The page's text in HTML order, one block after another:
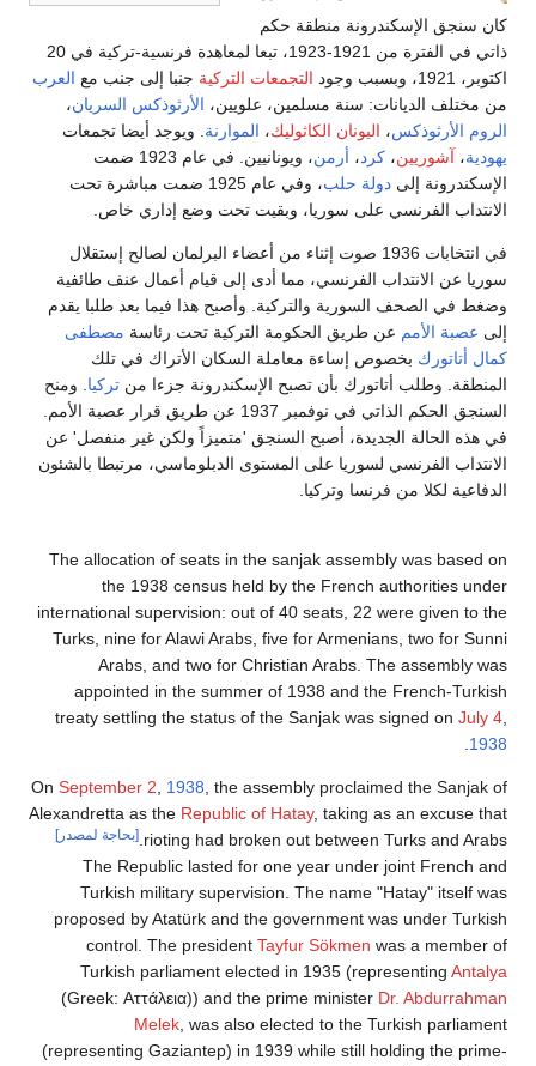
كان سنجق الإسكندرونة منطقة حكم
ذاتي في الفترة من 1921-1923، تبعا لمعاهدة فرنسية-تركية في 20
اكتوبر، 1921، وبسبب وجود
التجمعات التركية جنبا إلى جنب مع العرب
من مختلف الديانات: سنة مسلمين، علويين، الأرثوذكس السريان،
الروم الأرثوذكس، اليونان الكاثوليك، الموارنة. ويوجد أيضا تجمعات
يهودية، آشوريين، كرد، أرمن
، ويونانيين. في عام 1923 ضمت
الإسكندرونة إلى دولة حلب
، وفي عام 1925 ضمت مباشرة تحت
الانتداب الفرنسي على سوريا، وبقيت تحت وضع إداري خاص.
في انتخابات 1936 صوت إثناء من أعضاء البرلمان لصالح إستقلال
سوريا عن الانتداب الفرنسي، مما أدى إلى قيام أعمال عنف طائفية
وضغط في الصحف السورية والتركية. وأصبح هذا فيما بعد طلبا يقدم
إلى عصبة الأمم عن طريق الحكومة التركية تحت رئاسة مصطفى
كمال أتاتورك بخصوص إساءة معاملة السكان الأتراك في تلك
المنطقة. وطلب أتاتورك بأن تصبح الإسكندرونة جزءا من تركيا. ومنح
السنجق الحكم الذاتي في نوفمبر 1937 عن طريق قرار عصبة الأمم.
في هذه الحالة الجديدة، أصبح السنجق 'متميزاً ولكن غير منفصل' عن
الانتداب الفرنسي لسوريا على المستوى الدبلوماسي، مرتبطا بالشئون
الدفاعية لكلا من فرنسا وتركيا.
The allocation of seats in the sanjak assembly was based on
the 1938 census held by the French authorities under
international supervision: out of 40 seats, 22 were given to the
Turks, nine for Alawi Arabs, five for Armenians, two for Sunni
Arabs, and two for Christian Arabs. The assembly was
appointed in the summer of 1938 and the French-Turkish
treaty settling the status of the Sanjak was signed on July 4,
1938
.
On September 2, 1938, the assembly proclaimed the Sanjak of
Alexandretta as the Republic of Hatay, taking as an excuse that
rioting had broken out between Turks and Arabs. [بحاجة لمصدر]
The Republic lasted for one year under joint French and
Turkish military supervision. The name "Hatay" itself was
proposed by Atatürk and the government was under Turkish
control. The president Tayfur Sökmen was a member of
Turkish parliament elected in 1935 (representing Antalya
(Greek: Αττάλεια)) and the prime minister Dr. Abdurrahman
Melek, was also elected to the Turkish parliament
(representing Gaziantep) in 1939 while still holding the prime-